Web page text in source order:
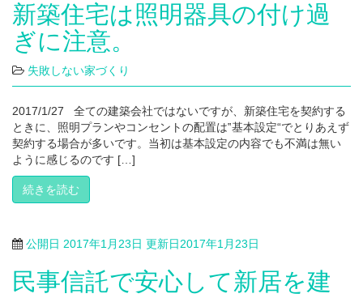
新築住宅は照明器具の付け過
ぎに注意。
失敗しない家づくり
2017/1/27 全ての建築会社ではないですが、新築住宅を契約する
ときに、照明プランやコンセントの配置は‟基本設定“でとりあえず
契約する場合が多いです。当初は基本設定の内容でも不満は無い
ように感じるのです […]
続きを読む
公開日 2017年1月23日 更新日2017年1月23日
民事信託で安心して新居を建